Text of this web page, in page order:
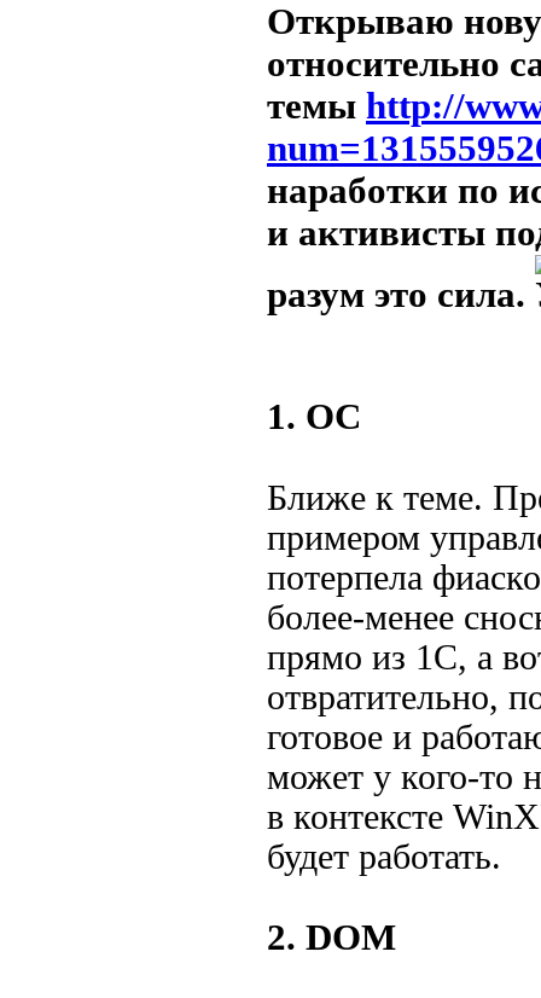
Открываю
относительно
темы http://
наработки по
и активисты
разум это сила.
1. ОС
Ближе к теме.
примером
потерпела
более-менее
прямо из 1С, а
отвратительно,
готовое и
может у кого-то
в контексте
будет работать.
2. DOM